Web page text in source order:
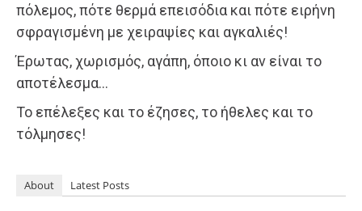
πόλεμος, πότε θερμά επεισόδια και πότε ειρήνη
σφραγισμένη με χειραψίες και αγκαλιές!
Έρωτας, χωρισμός, αγάπη, όποιο κι αν είναι το
αποτέλεσμα…
Το επέλεξες και το έζησες, το ήθελες και το
τόλμησες!
About Latest Posts